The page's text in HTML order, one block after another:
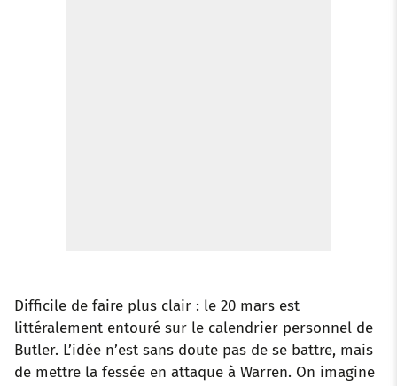
Difficile de faire plus clair : le 20 mars est
littéralement entouré sur le calendrier personnel de
Butler. L’idée n’est sans doute pas de se battre, mais
de mettre la fessée en attaque à Warren. On imagine